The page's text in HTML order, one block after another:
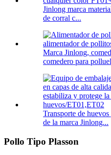
Jinlong marca
de corral c...
Marca Jinlong,
comedero para
Transporte de
de la marca Jinlong...
Pollo Tipo Plasson